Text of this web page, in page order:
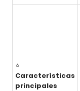
⭐
Características
principales